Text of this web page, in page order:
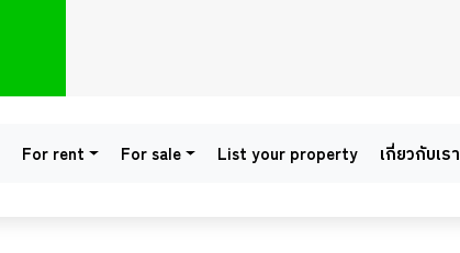
For rent For sale List your property เกี่ยวกับเรา